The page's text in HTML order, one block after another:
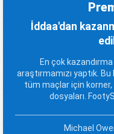
İddaa'dan
En çok
araştırmamızı yaptık.
tüm maçlar için
dosyaları.
Michael